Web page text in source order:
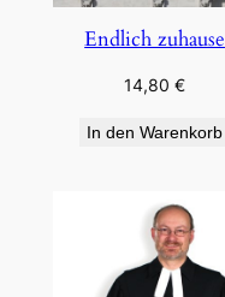
Endlich zuhause
14,80€
In den Warenkorb